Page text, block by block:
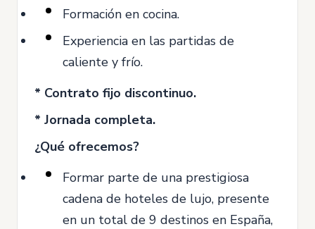
Formación en cocina.
Experiencia en las partidas de
caliente y frío.
* Contrato fijo discontinuo.
* Jornada completa.
¿Qué ofrecemos?
Formar parte de una prestigiosa
cadena de hoteles de lujo, presente
en un total de 9 destinos en España,